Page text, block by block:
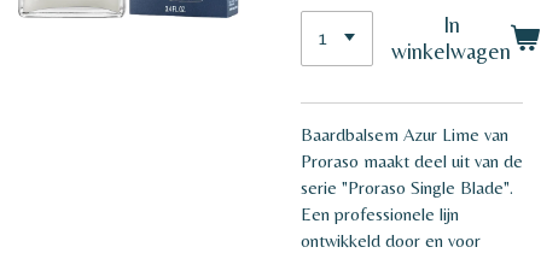
In
winkelwagen
Baardbalsem Azur Lime van
Proraso maakt deel uit van de
serie "Proraso Single Blade".
Een professionele lijn
ontwikkeld door en voor